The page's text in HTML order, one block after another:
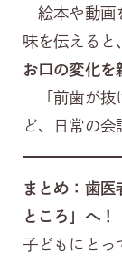
絵本や動画
味を伝えると
お口の変化を
「前歯が抜
ど、日常の会
まとめ：歯医
ところ」へ！
子どもにとっ